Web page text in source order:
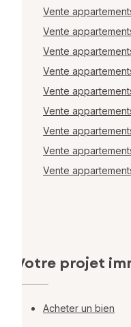
Vente
Vente
Vente
Vente
Vente
Vente
Vente
Vente
Vente
Votre projet
Acheter un bien